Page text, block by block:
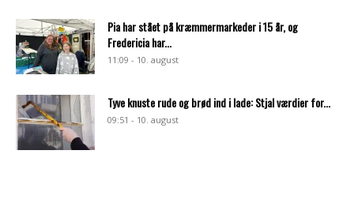
Pia har stået på kræmmermarkeder i 15 år, og
Fredericia har...
11:09 - 10. august
Tyve knuste rude og brød ind i lade: Stjal værdier for...
09:51 - 10. august